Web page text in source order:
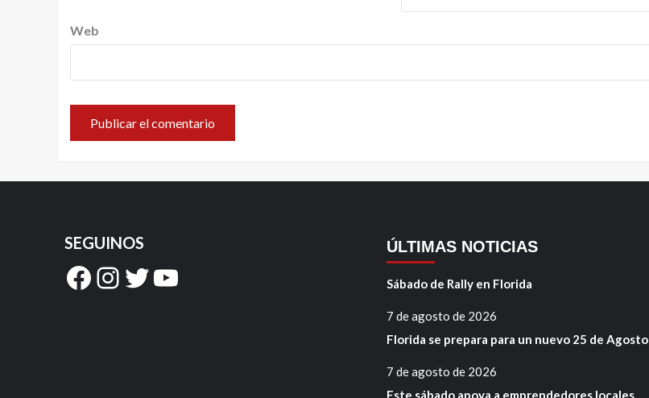
Web
SEGUINOS
Facebook
Instagram
Twitter
YouTube
ÚLTIMAS NOTICIAS
Sábado de Rally en Florida
7 de agosto de 2026
Florida se prepara para un nuevo 25 de Agosto
7 de agosto de 2026
Este sábado apoya a emprendedores locales